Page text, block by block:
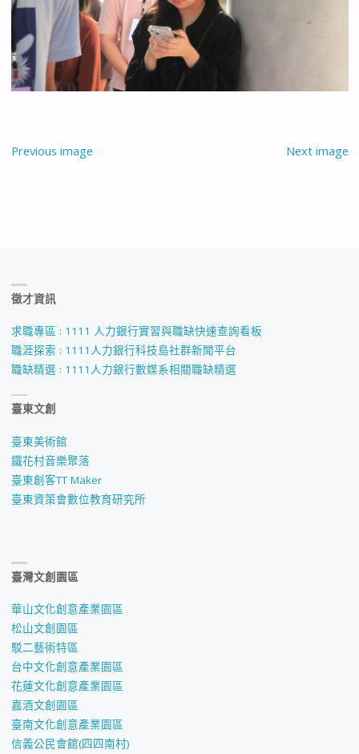
Previous image Next image
徵才資訊
求職專區 : 1111 人力銀行實習與職缺快速查詢看板
職涯探索 : 1111人力銀行科技島社群新聞平台
職缺精選 : 1111人力銀行數媒系相關職缺精選
臺東文創
臺東美術館
鐵花村音樂聚落
臺東創客TT Maker
臺東資策會數位教育研究所
臺灣文創園區
華山文化創意產業園區
松山文創園區
駁二藝術特區
台中文化創意產業園區
花蓮文化創意產業園區
嘉酒文創園區
臺南文化創意產業園區
信義公民會館(四四南村)